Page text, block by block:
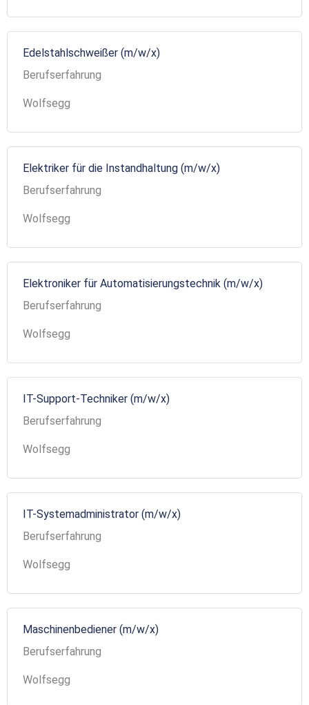
Edelstahlschweißer (m/w/x)
Berufserfahrung
Wolfsegg
Elektriker für die Instandhaltung (m/w/x)
Berufserfahrung
Wolfsegg
Elektroniker für Automatisierungstechnik (m/w/x)
Berufserfahrung
Wolfsegg
IT-Support-Techniker (m/w/x)
Berufserfahrung
Wolfsegg
IT-Systemadministrator (m/w/x)
Berufserfahrung
Wolfsegg
Maschinenbediener (m/w/x)
Berufserfahrung
Wolfsegg